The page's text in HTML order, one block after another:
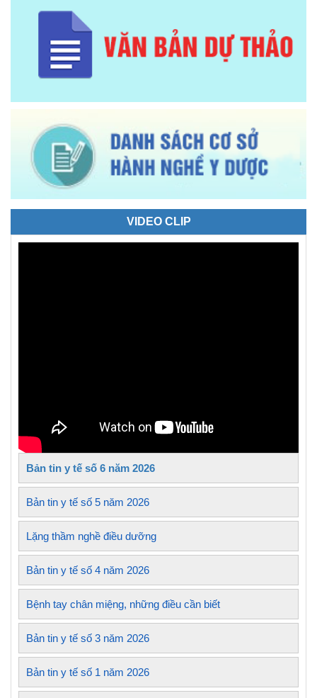
VIDEO CLIP
Bản tin y tế số 6 năm 2026
Bản tin y tế số 5 năm 2026
Lặng thầm nghề điều dưỡng
Bản tin y tế số 4 năm 2026
Bệnh tay chân miệng, những điều cần biết
Bản tin y tế số 3 năm 2026
Bản tin y tế số 1 năm 2026